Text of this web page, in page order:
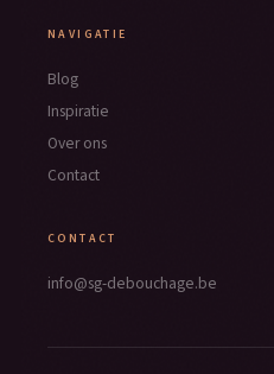
NAVIGATIE
Blog
Inspiratie
Over ons
Contact
CONTACT
info@sg-debouchage.be